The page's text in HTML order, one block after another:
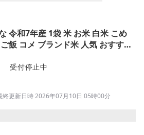
令和7年産 1袋 米 お米 白米 こめ
飯 コメ ブランド米 人気 おすすめ
五月女米穀 埼玉県 羽生市
受付停止中
終更新日時 2026年07月10日 05時00分